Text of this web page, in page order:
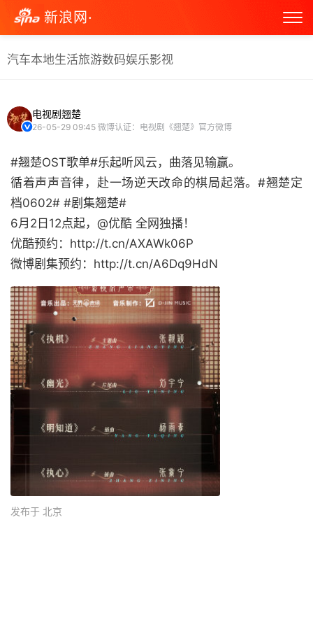
新浪网·
汽车本地生活旅游数码娱乐影视
电视剧翘楚
26-05-29 09:45 微博认证：电视剧《翘楚》官方微博
#翘楚OST歌单#乐起听风云，曲落见输赢。
循着声声音律，赴一场逆天改命的棋局起落。#翘楚定
档0602# #剧集翘楚#
6月2日12点起，@优酷 全网独播！
优酷预约：http://t.cn/AXAWk06P
微博剧集预约：http://t.cn/A6Dq9HdN ​​​​
发布于 北京